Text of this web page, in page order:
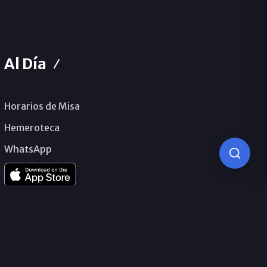
Al Día
Horarios de Misa
Hemeroteca
WhatsApp